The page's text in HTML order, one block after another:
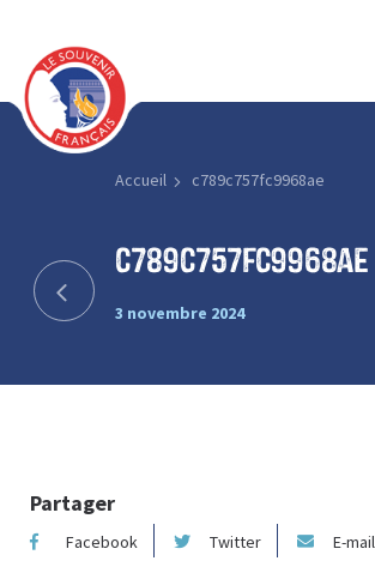
Accueil c789c757fc9968ae
c789c757fc9968ae
3 novembre 2024
Partager
Facebook Twitter E-mail